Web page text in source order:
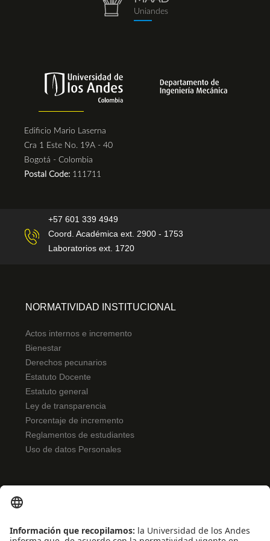
repositorio.png
Uniandes
Edificio Mario Laserna
Cra 1 Este No. 19A - 40
Bogotá - Colombia
Postal Code: 111711
+57 601 339 4949
Coord. Académica ext. 2900 - 1753
Laboratorios ext. 1720
NORMATIVIDAD INSTITUCIONAL
Actos internos e incremento
Bienestar
Derechos pecunarios
Estatuto Docente
Estatuto general
Ley de transparencia
Porcentaje de incremento
Reglamentos de estudiantes
Uso de datos Personales
Noticias